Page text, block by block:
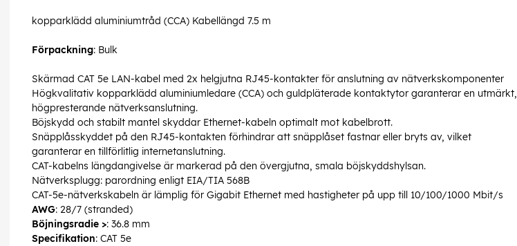
kopparklädd aluminiumtråd (CCA) Kabellängd 7.5 m
Förpackning: Bulk
Skärmad CAT 5e LAN-kabel med 2x helgjutna RJ45-kontakter för anslutning av nätverkskomponenter
Högkvalitativ kopparklädd aluminiumledare (CCA) och guldpläterade kontaktytor garanterar en utmärkt,
högpresterande nätverksanslutning.
Böjskydd och stabilt mantel skyddar Ethernet-kabeln optimalt mot kabelbrott.
Snäpplåsskyddet på den RJ45-kontakten förhindrar att snäpplåset fastnar eller bryts av, vilket
garanterar en tillförlitlig internetanslutning.
CAT-kabelns längdangivelse är markerad på den övergjutna, smala böjskyddshylsan.
Nätverksplugg: parordning enligt EIA/TIA 568B
CAT-5e-nätverkskabeln är lämplig för Gigabit Ethernet med hastigheter på upp till 10/100/1000 Mbit/s
AWG: 28/7 (stranded)
Böjningsradie >: 36.8 mm
Specifikation: CAT 5e